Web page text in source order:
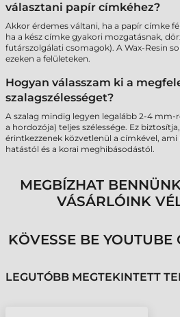
választani papír címkéhez?
Akkor érdemes váltani, ha a papír címke
ha a kész címke gyakori mozgatásnak,
futárszolgálati csomagok). A Wax-Resin
ezeken a felületeken.
Hogyan válasszam ki a
szalagszélességet?
A szalag mindig legyen legalább 2-4 mm-
a hordozója) teljes szélessége. Ez
érintkezzenek közvetlenül a címkével, ami
hatástól és a korai meghibásodástól.
MEGBÍZHAT
VÁSÁRLÓINK
KÖVESSE BE YOUTUBE
LEGUTÓBB MEGTEKINTETT